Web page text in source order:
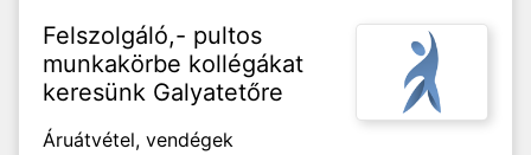
Felszolgáló,- pultos
munkakörbe kollégákat
keresünk Galyatetőre
Áruátvétel, vendégek